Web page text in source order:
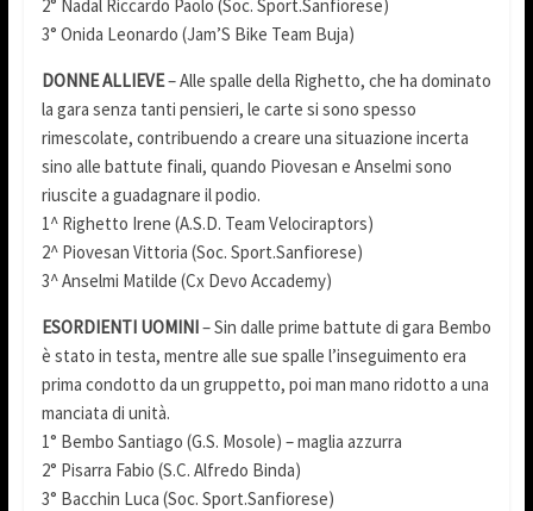
2° Nadal Riccardo Paolo (Soc. Sport.Sanfiorese)
3° Onida Leonardo (Jam’S Bike Team Buja)
DONNE ALLIEVE– Alle spalle della Righetto, che ha dominato
la gara senza tanti pensieri, le carte si sono spesso
rimescolate, contribuendo a creare una situazione incerta
sino alle battute finali, quando Piovesan e Anselmi sono
riuscite a guadagnare il podio.
1^ Righetto Irene (A.S.D. Team Velociraptors)
2^ Piovesan Vittoria (Soc. Sport.Sanfiorese)
3^ Anselmi Matilde (Cx Devo Accademy)
ESORDIENTI UOMINI– Sin dalle prime battute di gara Bembo
è stato in testa, mentre alle sue spalle l’inseguimento era
prima condotto da un gruppetto, poi man mano ridotto a una
manciata di unità.
1° Bembo Santiago (G.S. Mosole) – maglia azzurra
2° Pisarra Fabio (S.C. Alfredo Binda)
3° Bacchin Luca (Soc. Sport.Sanfiorese)